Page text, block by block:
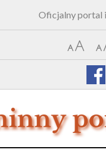
Oficjalny portal